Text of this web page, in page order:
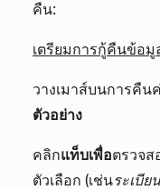
คืน:
เตรียมการกู้คืนข้อมู
วางเมาส์บนการคืน
ตัวอย่าง
คลิกแท็บเพื่อตรวจส
ตัวเลือก (เช่นระเบี